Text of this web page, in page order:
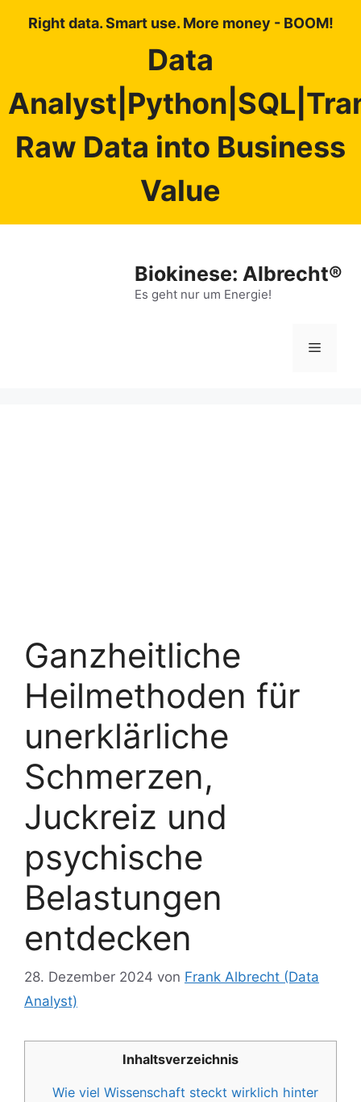
Right data. Smart use. More money - BOOM!
Data
Raw Data into Business
Value
Biokinese: Albrecht®
Es geht nur um Energie!
Menü
Ganzheitliche
Heilmethoden für
unerklärliche
Schmerzen,
Juckreiz und
psychische
Belastungen
entdecken
28. Dezember 2024 von Frank Albrecht (Data
Analyst)
Inhaltsverzeichnis
Wie viel Wissenschaft steckt wirklich hinter